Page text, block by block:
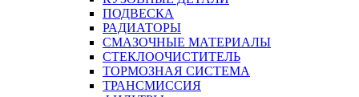
ПОДВЕСКА
РАДИАТОРЫ
СМАЗОЧНЫЕ МАТЕРИАЛЫ
СТЕКЛООЧИСТИТЕЛЬ
ТОРМОЗНАЯ СИСТЕМА
ТРАНСМИССИЯ